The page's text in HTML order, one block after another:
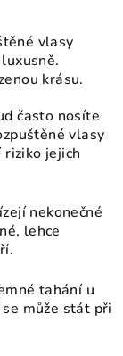
vlasy
krásu.
často nosíte
vlasy
jejich
nekonečné
lehce
tahání u
může stát při